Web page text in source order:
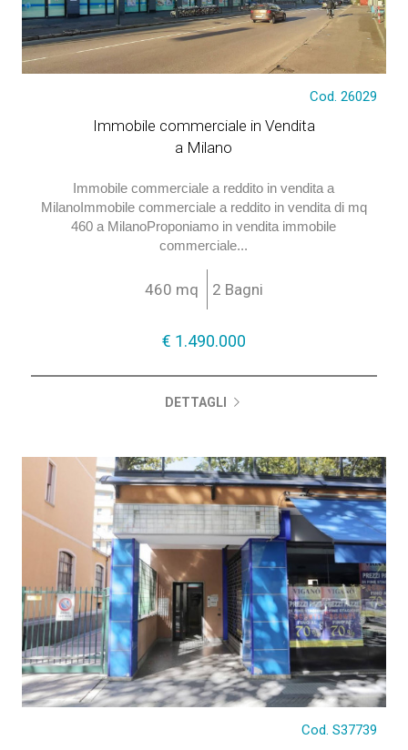
Cod. 26029
Immobile commerciale in Vendita
a Milano
Immobile commerciale a reddito in vendita a
MilanoImmobile commerciale a reddito in vendita di mq
460 a MilanoProponiamo in vendita immobile
commerciale...
460 mq 2 Bagni
€ 1.490.000
DETTAGLI
Cod. S37739